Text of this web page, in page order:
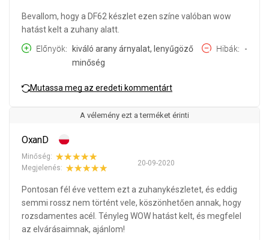
Bevallom, hogy a DF62 készlet ezen színe valóban wow
hatást kelt a zuhany alatt.
Előnyök
kiváló arany árnyalat, lenyűgöző
minőség
Hibák -
Mutassa meg az eredeti kommentárt
A vélemény ezt a terméket érinti
OxanD
20-09-2020
Minőség:
Megjelenés:
Pontosan fél éve vettem ezt a zuhanykészletet, és eddig
semmi rossz nem történt vele, köszönhetően annak, hogy
rozsdamentes acél. Tényleg WOW hatást kelt, és megfelel
az elvárásaimnak, ajánlom!